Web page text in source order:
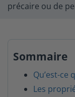
précaire ou de
Sommaire
Qu’est-ce
Les